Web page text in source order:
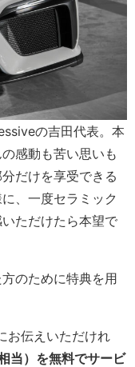
の吉田代表。本
感動も苦い思いも
だけを享受できる
、一度セラミック
ただけたら本望で
のために特典を用
お伝えいただけれ
当）を無料でサービ